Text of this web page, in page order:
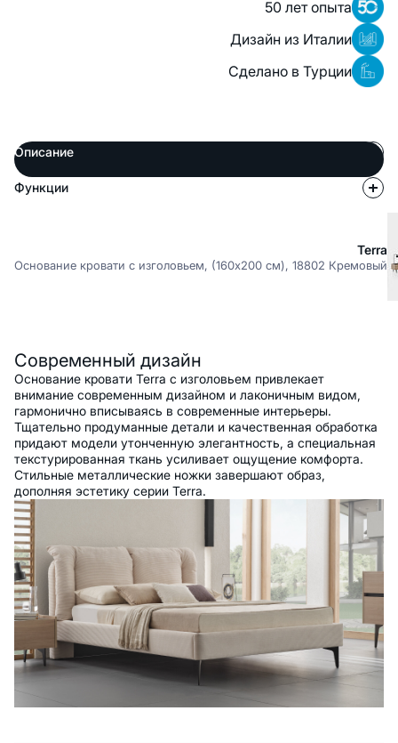
50 лет опыта
Дизайн из Италии
Сделано в Турции
Описание
Функции
Terra
Основание кровати с изголовьем, (160x200 см), 18802 Кремовый
Современный дизайн
Основание кровати Terra с изголовьем привлекает
внимание современным дизайном и лаконичным видом,
гармонично вписываясь в современные интерьеры.
Тщательно продуманные детали и качественная обработка
придают модели утонченную элегантность, а специальная
текстурированная ткань усиливает ощущение комфорта.
Стильные металлические ножки завершают образ,
дополняя эстетику серии Terra.